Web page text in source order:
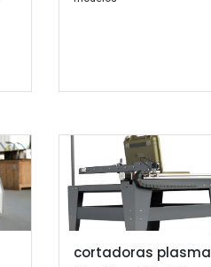
cortadoras plasma